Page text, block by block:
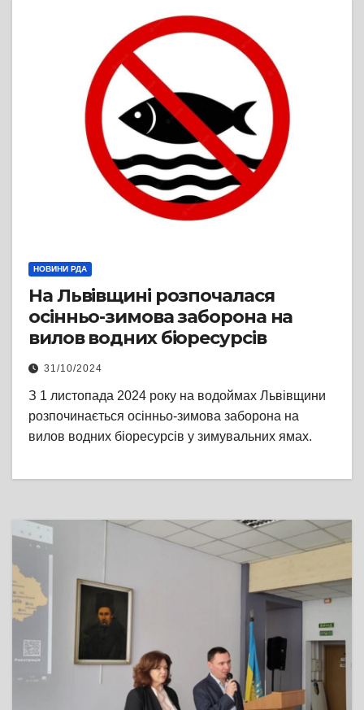
НОВИНИ РДА
На Львівщині розпочалася
осінньо-зимова заборона на
вилов водних біоресурсів
31/10/2024
З 1 листопада 2024 року на водоймах Львівщини
розпочинається осінньо-зимова заборона на
вилов водних біоресурсів у зимувальних ямах.